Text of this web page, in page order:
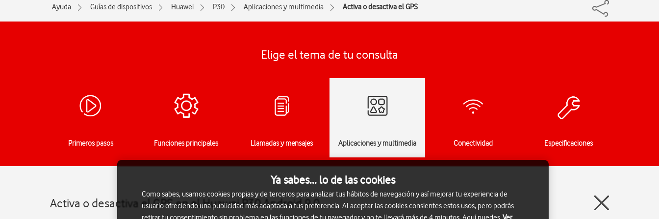
Ayuda Guías de dispositivos Huawei P30 Aplicaciones y multimedia Activa o desactiva el GPS
Elige el tema de tu consulta
Primeros pasos Funciones principales Llamadas y mensajes Aplicaciones y multimedia Conectividad Especificaciones
Activa o desactiva el GPS en el Huawei P30 Android 9.0
Ya sabes... lo de las cookies
Como sabes, usamos cookies propias y de terceros para analizar tus hábitos de navegación y así mejorar tu experiencia de
usuario ofreciendo una publicidad más adaptada a tus preferencia. Al aceptar las cookies consientes estos usos, pero podrás